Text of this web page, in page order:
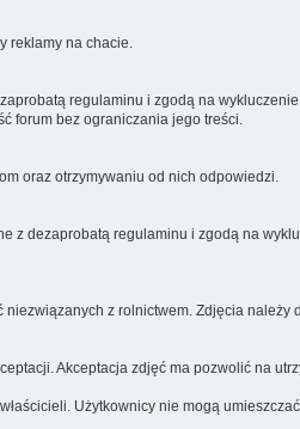
reklamy na chacie.
regulaminu i zgodą na
forum bez ograniczania jego treści.
oraz otrzymywaniu od nich odpowiedzi.
z dezaprobatą regulaminu i zgodą na
z rolnictwem. Zdjęcia należy
Akceptacja zdjęć ma pozwolić na
Użytkownicy nie mogą